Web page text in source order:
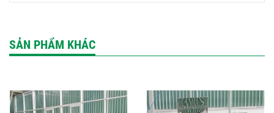
SẢN PHẨM KHÁC